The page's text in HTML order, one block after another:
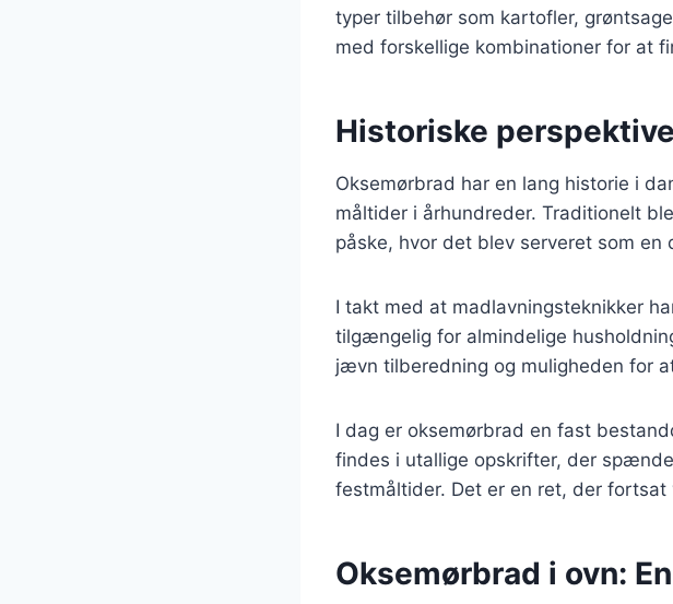
typer tilbehør som kartofler,
med forskellige kombinationer for at
Historiske
Oksemørbrad har en lang historie i
måltider i århundreder. Traditionelt
påske, hvor det blev serveret som en
I takt med at madlavningsteknikker
tilgængelig for almindelige
jævn tilberedning og muligheden for
I dag er oksemørbrad en fast
findes i utallige opskrifter, der
festmåltider. Det er en ret, der
Oksemørbrad i ovn: